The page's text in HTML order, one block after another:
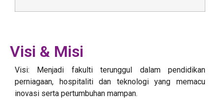
Visi & Misi
Visi: Menjadi fakulti terunggul dalam pendidikan
perniagaan, hospitaliti dan teknologi yang memacu
inovasi serta pertumbuhan mampan.